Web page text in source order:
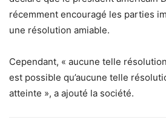
récemment encouragé les parties
une résolution amiable.
Cependant, « aucune telle
est possible qu’aucune telle
atteinte », a ajouté la société.